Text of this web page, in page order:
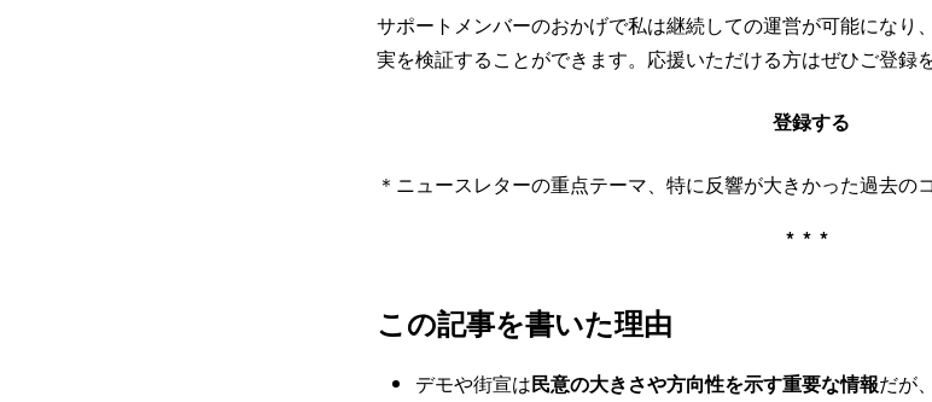
サポートメンバーのおかげで私は継続しての運営が可能になり
実を検証することができます。応援いただける方はぜひご登録
登録する
＊ニュースレターの重点テーマ、特に反響が大きかった過去の
***
この記事を書いた理由
デモや街宣は民意の大きさや方向性を示す重要な情報だが